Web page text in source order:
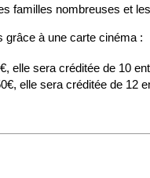
familles nombreuses et
grâce à une carte cinéma :
elle sera créditée de 10
elle sera créditée de 12